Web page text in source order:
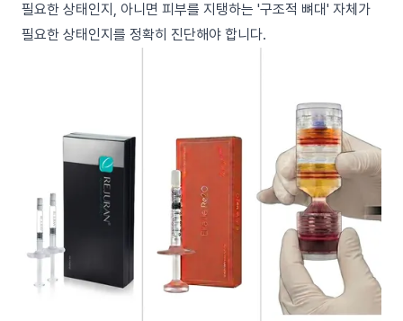
필요한 상태인지, 아니면 피부를 지탱하는 '구조적 뼈대' 자체가
필요한 상태인지를 정확히 진단해야 합니다.